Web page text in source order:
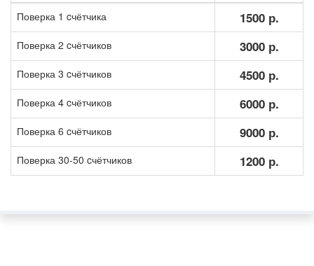
Поверка 1 cчётчика
1500 р.
Поверка 2 cчётчиков 3000 р.
Поверка 3 cчётчиков 4500 р.
Поверка 4 cчётчиков 6000 р.
Поверка 6 cчётчиков 9000 р.
Поверка 30-50 cчётчиков 1200 р.